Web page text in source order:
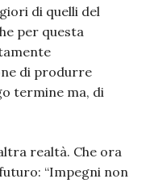
di quelli del
per questa
di produrre
termine ma, di
realtà. Che ora
“Impegni non